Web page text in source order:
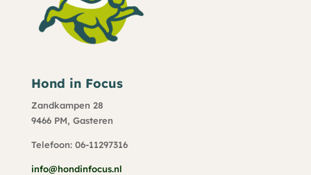
Hond in Focus
Zandkampen 28
9466 PM, Gasteren
Telefoon: 06-11297316
info@hondinfocus.nl